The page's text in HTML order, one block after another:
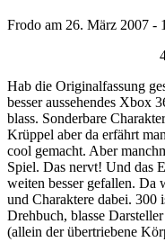
Frodo am 26. März 2007 -
Hab die Originalfassung
besser aussehendes Xbox
blass. Sonderbare
Krüppel aber da erfährt
cool gemacht. Aber
Spiel. Das nervt! Und das
weiten besser gefallen. Da
und Charaktere dabei. 300
Drehbuch, blasse
(allein der übertriebene